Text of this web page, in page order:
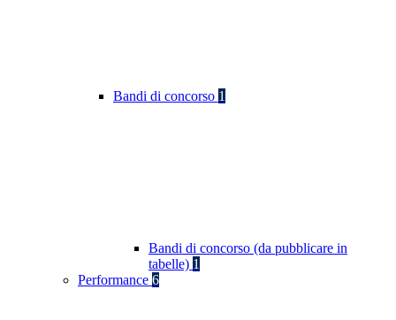
Bandi di concorso 1
Bandi di concorso (da pubblicare in
tabelle) 1
Performance 6